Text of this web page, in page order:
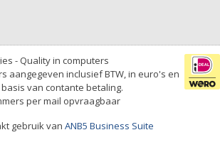
- Quality in computers
aangegeven inclusief BTW, in euro's en
van contante betaling.
per mail opvraagbaar
gebruik van ANB5 Business Suite